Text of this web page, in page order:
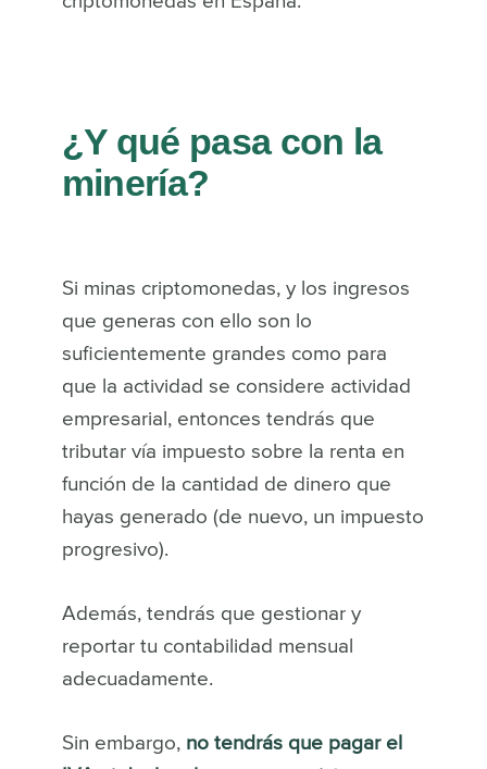
¿Y qué pasa con la
minería?
Si minas criptomonedas, y los ingresos
que generas con ello son lo
suficientemente grandes como para
que la actividad se considere actividad
empresarial, entonces tendrás que
tributar vía impuesto sobre la renta en
función de la cantidad de dinero que
hayas generado (de nuevo, un impuesto
progresivo).
Además, tendrás que gestionar y
reportar tu contabilidad mensual
adecuadamente.
Sin embargo, no tendrás que pagar el